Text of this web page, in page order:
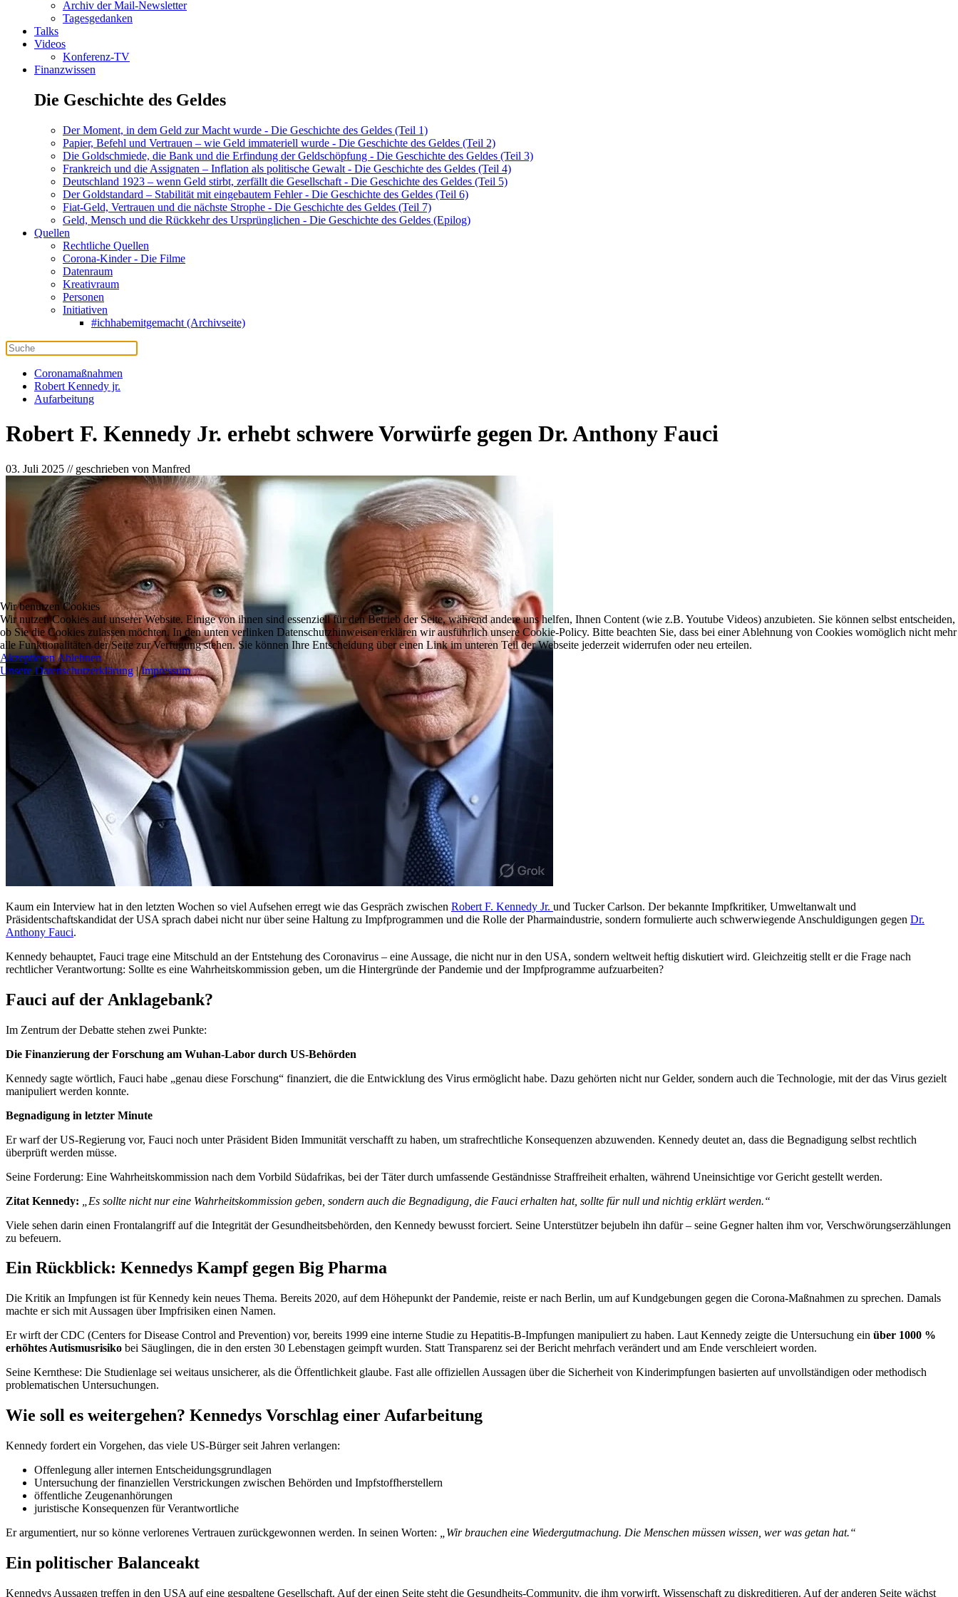
Archiv der Mail-Newsletter
Tagesgedanken
Talks
Videos
Konferenz-TV
Finanzwissen
Die Geschichte des Geldes
Der Moment, in dem Geld zur Macht wurde - Die Geschichte des Geldes (Teil 1)
Papier, Befehl und Vertrauen – wie Geld immateriell wurde - Die Geschichte des Geldes (Teil 2)
Die Goldschmiede, die Bank und die Erfindung der Geldschöpfung - Die Geschichte des Geldes (Teil 3)
Frankreich und die Assignaten – Inflation als politische Gewalt - Die Geschichte des Geldes (Teil 4)
Deutschland 1923 – wenn Geld stirbt, zerfällt die Gesellschaft - Die Geschichte des Geldes (Teil 5)
Der Goldstandard – Stabilität mit eingebautem Fehler - Die Geschichte des Geldes (Teil 6)
Fiat-Geld, Vertrauen und die nächste Strophe - Die Geschichte des Geldes (Teil 7)
Geld, Mensch und die Rückkehr des Ursprünglichen - Die Geschichte des Geldes (Epilog)
Quellen
Rechtliche Quellen
Corona-Kinder - Die Filme
Datenraum
Kreativraum
Personen
Initiativen
#ichhabemitgemacht (Archivseite)
Coronamaßnahmen
Robert Kennedy jr.
Aufarbeitung
Robert F. Kennedy Jr. erhebt schwere Vorwürfe gegen Dr. Anthony Fauci
03. Juli 2025 // geschrieben von Manfred
Kaum ein Interview hat in den letzten Wochen so viel Aufsehen erregt wie das Gespräch zwischen Robert F. Kennedy Jr. und Tucker Carlson. Der bekannte Impfkritiker, Umweltanwalt und
Präsidentschaftskandidat der USA sprach dabei nicht nur über seine Haltung zu Impfprogrammen und die Rolle der Pharmaindustrie, sondern formulierte auch schwerwiegende Anschuldigungen gegen Dr.
Anthony Fauci.
Kennedy behauptet, Fauci trage eine Mitschuld an der Entstehung des Coronavirus – eine Aussage, die nicht nur in den USA, sondern weltweit heftig diskutiert wird. Gleichzeitig stellt er die Frage nach
rechtlicher Verantwortung: Sollte es eine Wahrheitskommission geben, um die Hintergründe der Pandemie und der Impfprogramme aufzuarbeiten?
Fauci auf der Anklagebank?
Im Zentrum der Debatte stehen zwei Punkte:
Die Finanzierung der Forschung am Wuhan-Labor durch US-Behörden
Kennedy sagte wörtlich, Fauci habe „genau diese Forschung“ finanziert, die die Entwicklung des Virus ermöglicht habe. Dazu gehörten nicht nur Gelder, sondern auch die Technologie, mit der das Virus gezielt
manipuliert werden konnte.
Begnadigung in letzter Minute
Er warf der US-Regierung vor, Fauci noch unter Präsident Biden Immunität verschafft zu haben, um strafrechtliche Konsequenzen abzuwenden. Kennedy deutet an, dass die Begnadigung selbst rechtlich
überprüft werden müsse.
Seine Forderung: Eine Wahrheitskommission nach dem Vorbild Südafrikas, bei der Täter durch umfassende Geständnisse Straffreiheit erhalten, während Uneinsichtige vor Gericht gestellt werden.
Zitat Kennedy:
„Es sollte nicht nur eine Wahrheitskommission geben, sondern auch die Begnadigung, die Fauci erhalten hat, sollte für null und nichtig erklärt werden.“
Viele sehen darin einen Frontalangriff auf die Integrität der Gesundheitsbehörden, den Kennedy bewusst forciert. Seine Unterstützer bejubeln ihn dafür – seine Gegner halten ihm vor, Verschwörungserzählungen
zu befeuern.
Ein Rückblick: Kennedys Kampf gegen Big Pharma
Die Kritik an Impfungen ist für Kennedy kein neues Thema. Bereits 2020, auf dem Höhepunkt der Pandemie, reiste er nach Berlin, um auf Kundgebungen gegen die Corona-Maßnahmen zu sprechen. Damals
machte er sich mit Aussagen über Impfrisiken einen Namen.
Er wirft der CDC (Centers for Disease Control and Prevention) vor, bereits 1999 eine interne Studie zu Hepatitis-B-Impfungen manipuliert zu haben. Laut Kennedy zeigte die Untersuchung ein über 1000 %
erhöhtes Autismusrisiko bei Säuglingen, die in den ersten 30 Lebenstagen geimpft wurden. Statt Transparenz sei der Bericht mehrfach verändert und am Ende verschleiert worden.
Seine Kernthese: Die Studienlage sei weitaus unsicherer, als die Öffentlichkeit glaube. Fast alle offiziellen Aussagen über die Sicherheit von Kinderimpfungen basierten auf unvollständigen oder methodisch
problematischen Untersuchungen.
Wie soll es weitergehen? Kennedys Vorschlag einer Aufarbeitung
Kennedy fordert ein Vorgehen, das viele US-Bürger seit Jahren verlangen:
Offenlegung aller internen Entscheidungsgrundlagen
Untersuchung der finanziellen Verstrickungen zwischen Behörden und Impfstoffherstellern
öffentliche Zeugenanhörungen
juristische Konsequenzen für Verantwortliche
Er argumentiert, nur so könne verlorenes Vertrauen zurückgewonnen werden. In seinen Worten:
„Wir brauchen eine Wiedergutmachung. Die Menschen müssen wissen, wer was getan hat.“
Ein politischer Balanceakt
Kennedys Aussagen treffen in den USA auf eine gespaltene Gesellschaft. Auf der einen Seite steht die Gesundheits-Community, die ihm vorwirft, Wissenschaft zu diskreditieren. Auf der anderen Seite wächst
Wir benutzen Cookies
Wir nutzen Cookies auf unserer Website. Einige von ihnen sind essenziell für den Betrieb der Seite, während andere uns helfen, Ihnen Content (wie z.B. Youtube Videos) anzubieten. Sie können selbst entscheiden,
ob Sie die Cookies zulassen möchten. In den unten verlinken Datenschutzhinweisen erklären wir ausführlich unsere Cookie-Policy. Bitte beachten Sie, dass bei einer Ablehnung von Cookies womöglich nicht mehr
alle Funktionalitäten der Seite zur Verfügung stehen. Sie können Ihre Entscheidung über einen Link im unteren Teil der Webseite jederzeit widerrufen oder neu erteilen.
Akzeptieren Ablehnen
Unsere Datenschutzerklärung|Impressum